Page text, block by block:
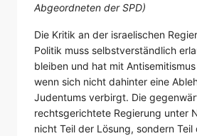
Abgeordneten der SPD)
Die Kritik an der israelischen
Politik muss selbstverständlich
bleiben und hat mit
wenn sich nicht dahinter eine
Judentums verbirgt. Die
rechtsgerichtete Regierung unter
nicht Teil der Lösung, sondern Teil